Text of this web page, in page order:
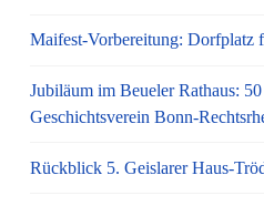
Maifest-Vorbereitung: Dorfplatz
Jubiläum im Beueler Rathaus:
Geschichtsverein Bonn-
Rückblick 5. Geislarer Haus-